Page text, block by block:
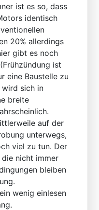
ist es so, dass
identisch
20% allerdings
gibt es noch
ist
eine Baustelle zu
wird sich in
breite
auf der
unterwegs,
viel zu tun. Der
nicht immer
bleiben
wenig einlesen